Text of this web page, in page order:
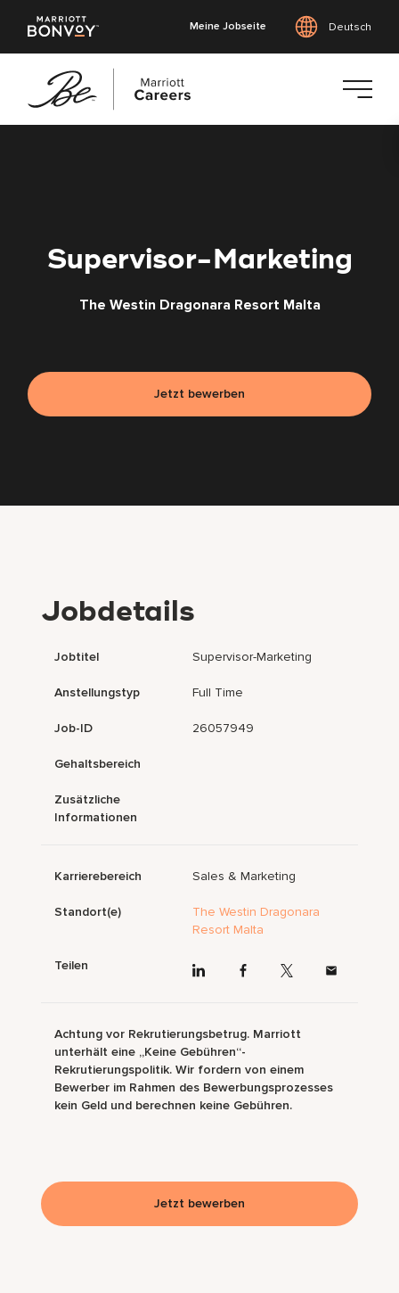
Meine Jobseite Deutsch
Supervisor-Marketing
The Westin Dragonara Resort Malta
Jetzt bewerben
Jobdetails
Jobtitel Supervisor-Marketing
Anstellungstyp Full Time
Job-ID 26057949
Gehaltsbereich
Zusätzliche
Informationen
Karrierebereich Sales & Marketing
Standort(e)
The Westin Dragonara
Resort Malta
Teilen
Achtung vor Rekrutierungsbetrug. Marriott
unterhält eine „Keine Gebühren“-
Rekrutierungspolitik. Wir fordern von einem
Bewerber im Rahmen des Bewerbungsprozesses
kein Geld und berechnen keine Gebühren.
Jetzt bewerben